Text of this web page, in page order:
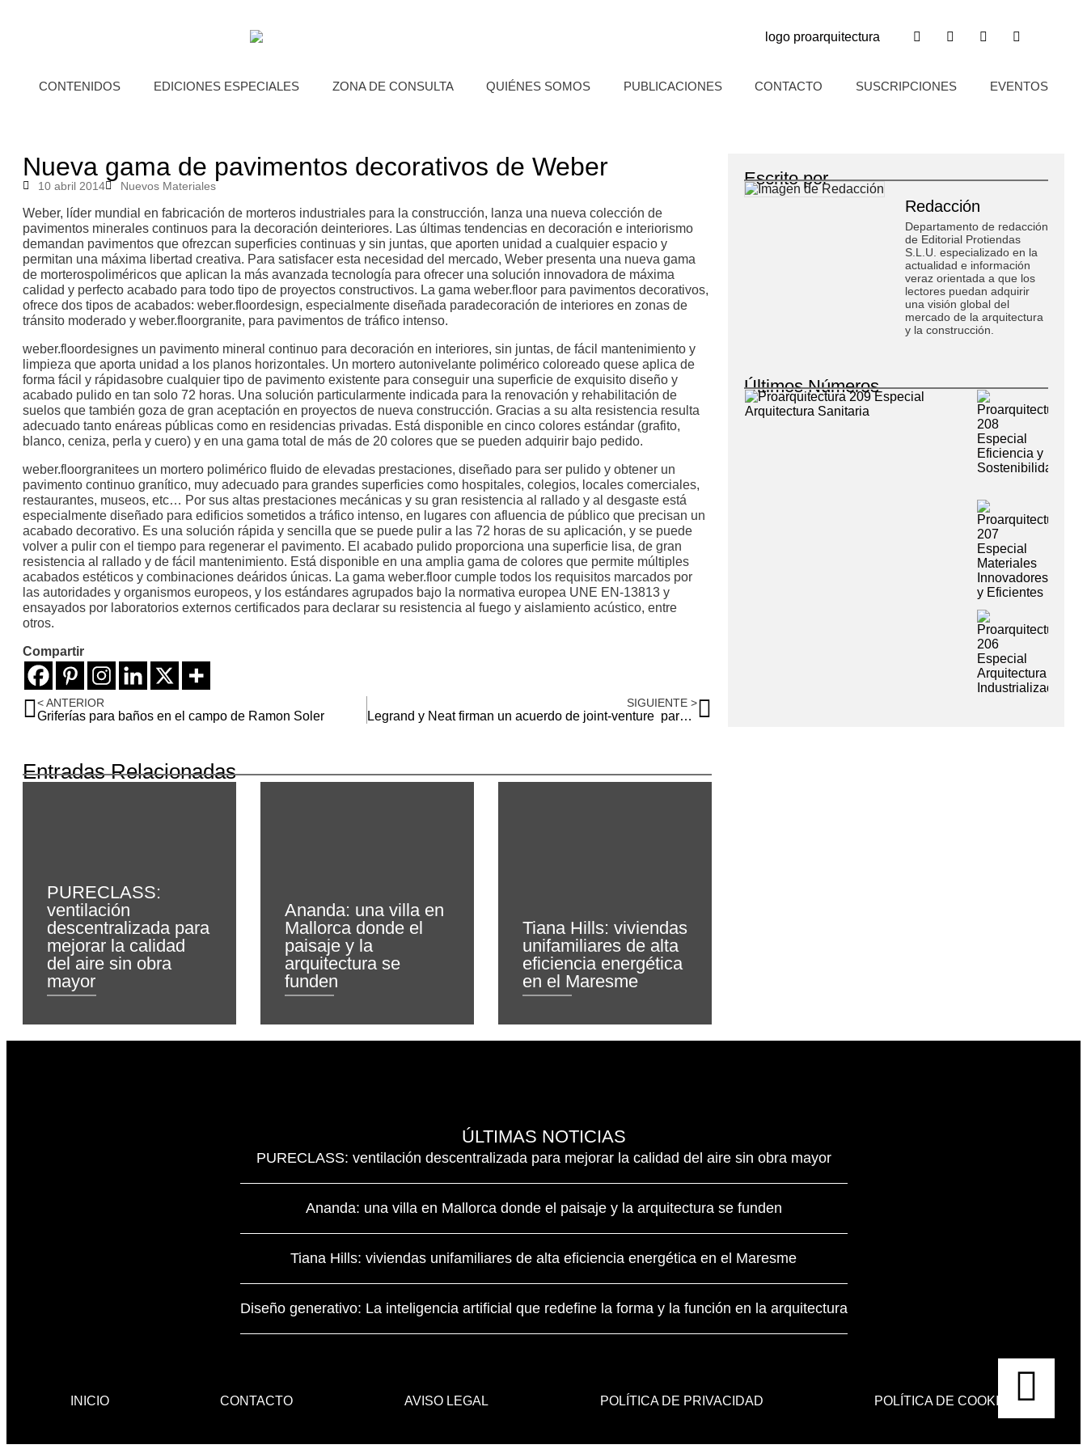
CONTENIDOS EDICIONES ESPECIALES ZONA DE CONSULTA QUIÉNES SOMOS PUBLICACIONES CONTACTO SUSCRIPCIONES EVENTOS
Nueva gama de pavimentos decorativos de Weber
10 abril 2014 Nuevos Materiales
Weber, líder mundial en fabricación de morteros industriales para la construcción, lanza una nueva colección de
pavimentos minerales continuos para la decoración deinteriores. Las últimas tendencias en decoración e interiorismo
demandan pavimentos que ofrezcan superficies continuas y sin juntas, que aporten unidad a cualquier espacio y
permitan una máxima libertad creativa. Para satisfacer esta necesidad del mercado, Weber presenta una nueva gama
de morterospoliméricos que aplican la más avanzada tecnología para ofrecer una solución innovadora de máxima
calidad y perfecto acabado para todo tipo de proyectos constructivos. La gama weber.floor para pavimentos decorativos,
ofrece dos tipos de acabados: weber.floordesign, especialmente diseñada paradecoración de interiores en zonas de
tránsito moderado y weber.floorgranite, para pavimentos de tráfico intenso.
weber.floordesignes un pavimento mineral continuo para decoración en interiores, sin juntas, de fácil mantenimiento y
limpieza que aporta unidad a los planos horizontales. Un mortero autonivelante polimérico coloreado quese aplica de
forma fácil y rápidasobre cualquier tipo de pavimento existente para conseguir una superficie de exquisito diseño y
acabado pulido en tan solo 72 horas. Una solución particularmente indicada para la renovación y rehabilitación de
suelos que también goza de gran aceptación en proyectos de nueva construcción. Gracias a su alta resistencia resulta
adecuado tanto enáreas públicas como en residencias privadas. Está disponible en cinco colores estándar (grafito,
blanco, ceniza, perla y cuero) y en una gama total de más de 20 colores que se pueden adquirir bajo pedido.
weber.floorgranitees un mortero polimérico fluido de elevadas prestaciones, diseñado para ser pulido y obtener un
pavimento continuo granítico, muy adecuado para grandes superficies como hospitales, colegios, locales comerciales,
restaurantes, museos, etc… Por sus altas prestaciones mecánicas y su gran resistencia al rallado y al desgaste está
especialmente diseñado para edificios sometidos a tráfico intenso, en lugares con afluencia de público que precisan un
acabado decorativo. Es una solución rápida y sencilla que se puede pulir a las 72 horas de su aplicación, y se puede
volver a pulir con el tiempo para regenerar el pavimento. El acabado pulido proporciona una superficie lisa, de gran
resistencia al rallado y de fácil mantenimiento. Está disponible en una amplia gama de colores que permite múltiples
acabados estéticos y combinaciones deáridos únicas. La gama weber.floor cumple todos los requisitos marcados por
las autoridades y organismos europeos, y los estándares agrupados bajo la normativa europea UNE EN-13813 y
ensayados por laboratorios externos certificados para declarar su resistencia al fuego y aislamiento acústico, entre
otros.
Compartir
< ANTERIOR
Griferías para baños en el campo de Ramon Soler
SIGUIENTE >
Legrand y Neat firman un acuerdo de joint-venture para la ayuda a la dependencia
Entradas Relacionadas
PURECLASS:
ventilación
descentralizada para
mejorar la calidad
del aire sin obra
mayor
Ananda: una villa en
Mallorca donde el
paisaje y la
arquitectura se
funden
Tiana Hills: viviendas
unifamiliares de alta
eficiencia energética
en el Maresme
Escrito por
Redacción
Departamento de redacción
de Editorial Protiendas
S.L.U. especializado en la
actualidad e información
veraz orientada a que los
lectores puedan adquirir
una visión global del
mercado de la arquitectura
y la construcción.
Últimos Números
ÚLTIMAS NOTICIAS
PURECLASS: ventilación descentralizada para mejorar la calidad del aire sin obra mayor
Ananda: una villa en Mallorca donde el paisaje y la arquitectura se funden
Tiana Hills: viviendas unifamiliares de alta eficiencia energética en el Maresme
Diseño generativo: La inteligencia artificial que redefine la forma y la función en la arquitectura
INICIO CONTACTO AVISO LEGAL POLÍTICA DE PRIVACIDAD POLÍTICA DE COOKIES